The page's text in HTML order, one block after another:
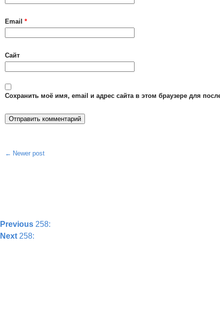
Email *
Сайт
Сохранить моё имя, email и адрес сайта в этом браузере для
Post
Newer post
Previous 258:
Next 258: